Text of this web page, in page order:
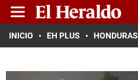
INICIO EH PLUS HONDURAS